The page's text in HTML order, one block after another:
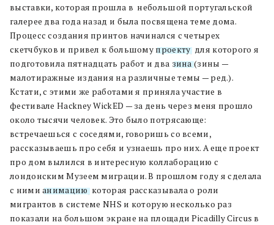
выставки, которая прошла в небольшой португальской
галерее два года назад и была посвящена теме дома.
Процесс создания принтов начинался с четырех
скетчбуков и привел к большому проекту, для которого я
подготовила пятнадцать работ и два зина(зины —
малотиражные издания на различные темы — ред.).
Кстати, с этими же работами я приняла участие в
фестивале Hackney WickED — за день через меня прошло
около тысячи человек. Это было потрясающе:
встречаешься с соседями, говоришь со всеми,
рассказываешь про себя и узнаешь про них. А еще проект
про дом вылился в интересную коллаборацию с
лондонским Музеем миграции. В прошлом году я сделала
с нимианимацию, которая рассказывала о роли
мигрантов в системе NHS и которую несколько раз
показали на большом экране на площади Picadilly Circus в